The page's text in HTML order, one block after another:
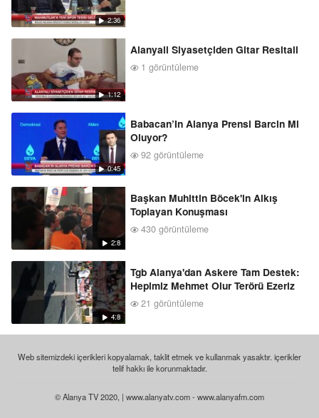
2:36
1:12
Alanyali Siyasetçiden Gitar Resitali
1 görüntüleme
0:45
Babacan’In Alanya Prensi Barcin Mi
Oluyor?
92 görüntüleme
2:8
Başkan Muhittin Böcek'in Alkış
Toplayan Konuşması
430 görüntüleme
4:8
Tgb Alanya'dan Askere Tam Destek:
Hepimiz Mehmet Olur Terörü Ezeriz
21 görüntüleme
Web sitemizdeki içerikleri kopyalamak, taklit etmek ve kullanmak yasaktır. içerikler
telif hakkı ile korunmaktadır.
© Alanya TV 2020, | www.alanyatv.com - www.alanyafm.com